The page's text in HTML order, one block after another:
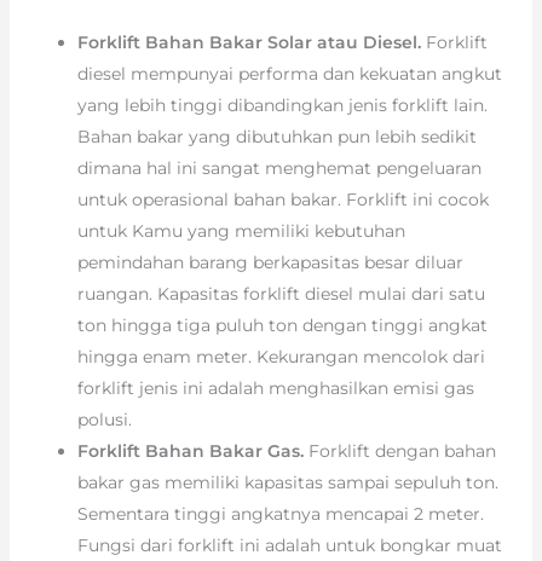
Forklift Bahan Bakar Solar atau Diesel. Forklift
diesel mempunyai performa dan kekuatan angkut
yang lebih tinggi dibandingkan jenis forklift lain.
Bahan bakar yang dibutuhkan pun lebih sedikit
dimana hal ini sangat menghemat pengeluaran
untuk operasional bahan bakar. Forklift ini cocok
untuk Kamu yang memiliki kebutuhan
pemindahan barang berkapasitas besar diluar
ruangan. Kapasitas forklift diesel mulai dari satu
ton hingga tiga puluh ton dengan tinggi angkat
hingga enam meter. Kekurangan mencolok dari
forklift jenis ini adalah menghasilkan emisi gas
polusi.
Forklift Bahan Bakar Gas. Forklift dengan bahan
bakar gas memiliki kapasitas sampai sepuluh ton.
Sementara tinggi angkatnya mencapai 2 meter.
Fungsi dari forklift ini adalah untuk bongkar muat